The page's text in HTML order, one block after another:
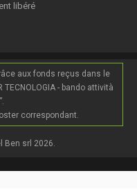
libéré
aux fonds reçus dans le
- bando attività
correspondant.
Ben srl 2026.